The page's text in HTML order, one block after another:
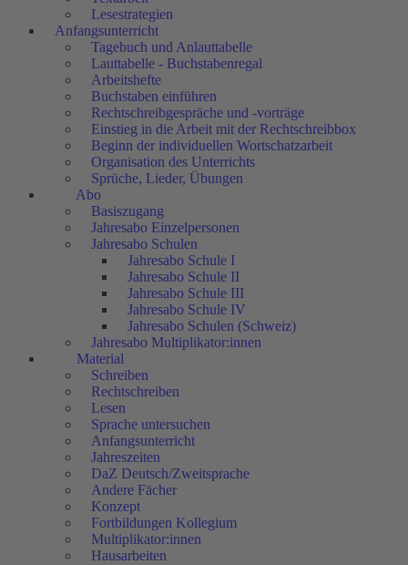
Lesestrategien
Anfangsunterricht
Tagebuch und Anlauttabelle
Lauttabelle - Buchstabenregal
Arbeitshefte
Buchstaben einführen
Rechtschreibgespräche und -vorträge
Einstieg in die Arbeit mit der Rechtschreibbox
Beginn der individuellen Wortschatzarbeit
Organisation des Unterrichts
Sprüche, Lieder, Übungen
Abo
Basiszugang
Jahresabo Einzelpersonen
Jahresabo Schulen
Jahresabo Schule I
Jahresabo Schule II
Jahresabo Schule III
Jahresabo Schule IV
Jahresabo Schulen (Schweiz)
Jahresabo Multiplikator:innen
Material
Schreiben
Rechtschreiben
Lesen
Sprache untersuchen
Anfangsunterricht
Jahreszeiten
DaZ Deutsch/Zweitsprache
Andere Fächer
Konzept
Fortbildungen Kollegium
Multiplikator:innen
Hausarbeiten